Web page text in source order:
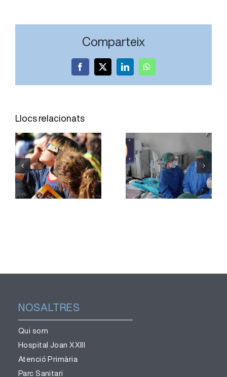
Comparteix
Facebook
X LinkedInWhatsApp
Llocs relacionats
d’Oftalmologia
Joan XXIII
reforça la
divulgació
per una
L’Hospital
una tècnica
per obtenir
mostres de
teixit
pulmonar
NOSALTRES
Qui som
Hospital Joan XXIII
Atenció Primària
Parc Sanitari